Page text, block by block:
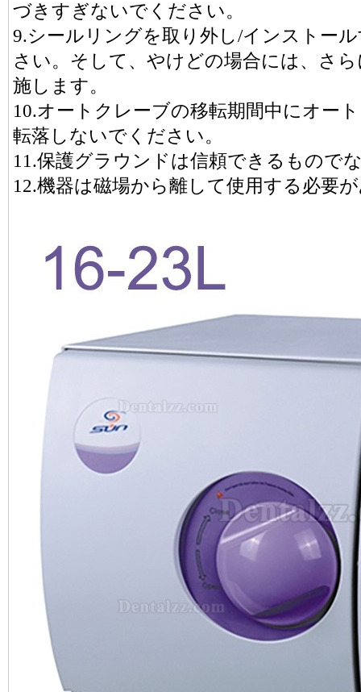
づきすぎないでください。
9.シールリングを取り外し/インストー
さい。そして、やけどの場合には、さ
施します。
10.オートクレーブの移転期間中にオー
転落しないでください。
11.保護グラウンドは信頼できるもので
12.機器は磁場から離して使用する必要